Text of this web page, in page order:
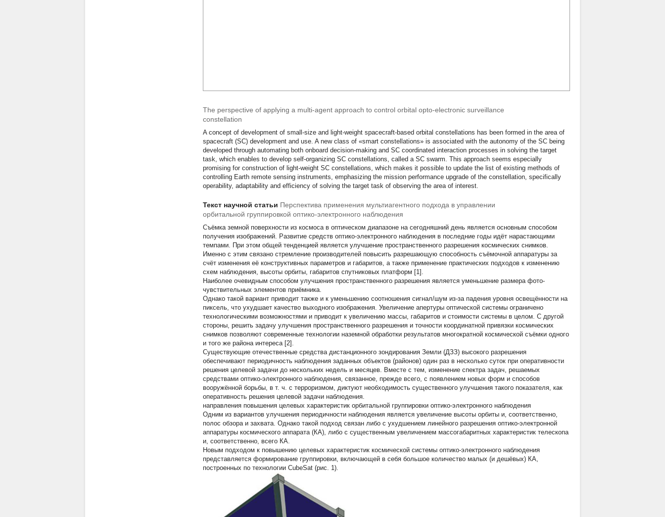
The perspective of applying a multi-agent approach to control orbital opto-electronic surveillance
constellation
A concept of development of small-size and light-weight spacecraft-based orbital constellations has been formed in the area of
spacecraft (SC) development and use. A new class of «smart constellations» is associated with the autonomy of the SC being
developed through automating both onboard decision-making and SC coordinated interaction processes in solving the target
task, which enables to develop self-organizing SC constellations, called a SC swarm. This approach seems especially
promising for construction of light-weight SC constellations, which makes it possible to update the list of existing methods of
controlling Earth remote sensing instruments, emphasizing the mission performance upgrade of the constellation, specifically
operability, adaptability and efficiency of solving the target task of observing the area of interest.
Текст научной статьи Перспектива применения мультиагентного подхода в управлении
орбитальной группировкой оптико-электронного наблюдения
Съёмка земной поверхности из космоса в оптическом диапазоне на сегодняшний день является основным способом
получения изображений. Развитие средств оптико-электронного наблюдения в последние годы идёт нарастающими
темпами. При этом общей тенденцией является улучшение пространственного разрешения космических снимков.
Именно с этим связано стремление производителей повысить разрешающую способность съёмочной аппаратуры за
счёт изменения её конструктивных параметров и габаритов, а также применение практических подходов к изменению
схем наблюдения, высоты орбиты, габаритов спутниковых платформ [1].
Наиболее очевидным способом улучшения пространственного разрешения является уменьшение размера фото-
чувствительных элементов приёмника.
Однако такой вариант приводит также и к уменьшению соотношения сигнал/шум из-за падения уровня освещённости на
пиксель, что ухудшает качество выходного изображения. Увеличение апертуры оптической системы ограничено
технологическими возможностями и приводит к увеличению массы, габаритов и стоимости системы в целом. С другой
стороны, решить задачу улучшения пространственного разрешения и точности координатной привязки космических
снимков позволяют современные технологии наземной обработки результатов многократной космической съёмки одного
и того же района интереса [2].
Существующие отечественные средства дистанционного зондирования Земли (ДЗЗ) высокого разрешения
обеспечивают периодичность наблюдения заданных объектов (районов) один раз в несколько суток при оперативности
решения целевой задачи до нескольких недель и месяцев. Вместе с тем, изменение спектра задач, решаемых
средствами оптико-электронного наблюдения, связанное, прежде всего, с появлением новых форм и способов
вооружённой борьбы, в т. ч. с терроризмом, диктуют необходимость существенного улучшения такого показателя, как
оперативность решения целевой задачи наблюдения.
направления повышения целевых характеристик орбитальной группировки оптико-электронного наблюдения
Одним из вариантов улучшения периодичности наблюдения является увеличение высоты орбиты и, соответственно,
полос обзора и захвата. Однако такой подход связан либо с ухудшением линейного разрешения оптико-электронной
аппаратуры космического аппарата (КА), либо с существенным увеличением массогабаритных характеристик телескопа
и, соответственно, всего КА.
Новым подходом к повышению целевых характеристик космической системы оптико-электронного наблюдения
представляется формирование группировки, включающей в себя большое количество малых (и дешёвых) КА,
построенных по технологии CubeSat (рис. 1).